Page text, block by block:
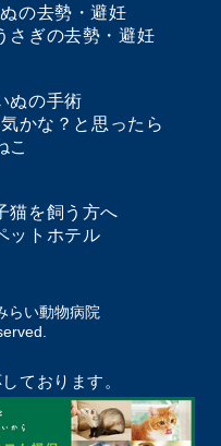
の去勢・避妊
さぎの去勢・避妊
ぬの手術
かな？と思ったら
こ
猫を飼う方へ
ットホテル
らい動物病院
ております。